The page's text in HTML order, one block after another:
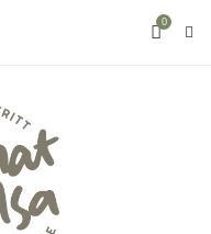
0